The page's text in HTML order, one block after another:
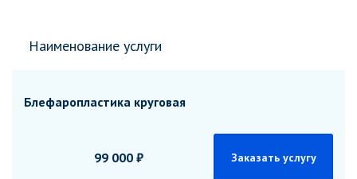
Наименование услуги
Блефаропластика круговая
99 000 ₽ Заказать услугу